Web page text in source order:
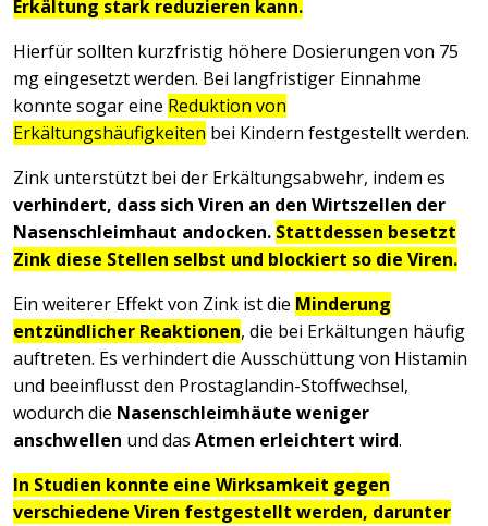
Erkältung stark reduzieren kann.
Hierfür sollten kurzfristig höhere Dosierungen von 75
mg eingesetzt werden. Bei langfristiger Einnahme
konnte sogar eine Reduktion von
Erkältungshäufigkeiten bei Kindern festgestellt werden.
Zink unterstützt bei der Erkältungsabwehr, indem es
verhindert, dass sich Viren an den Wirtszellen der
Nasenschleimhaut andocken. Stattdessen besetzt
Zink diese Stellen selbst und blockiert so die Viren.
Ein weiterer Effekt von Zink ist die Minderung
entzündlicher Reaktionen, die bei Erkältungen häufig
auftreten. Es verhindert die Ausschüttung von Histamin
und beeinflusst den Prostaglandin-Stoffwechsel,
wodurch die Nasenschleimhäute weniger
anschwellen und das Atmen erleichtert wird.
In Studien konnte eine Wirksamkeit gegen
verschiedene Viren festgestellt werden, darunter